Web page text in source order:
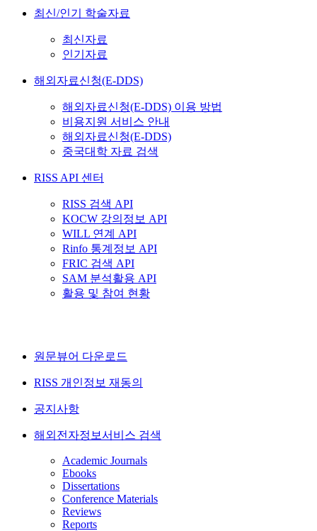
최신/인기 학술자료
최신자료
인기자료
해외자료신청(E-DDS)
해외자료신청(E-DDS) 이용 방법
비용지원 서비스 안내
해외자료신청(E-DDS)
중국대학 자료 검색
RISS API 센터
RISS 검색 API
KOCW 강의정보 API
WILL 연계 API
Rinfo 통계정보 API
FRIC 검색 API
SAM 분석활용 API
활용 및 참여 현황
원문뷰어 다운로드
RISS 개인정보 재동의
공지사항
해외전자정보서비스 검색
Academic Journals
Ebooks
Dissertations
Conference Materials
Reviews
Reports